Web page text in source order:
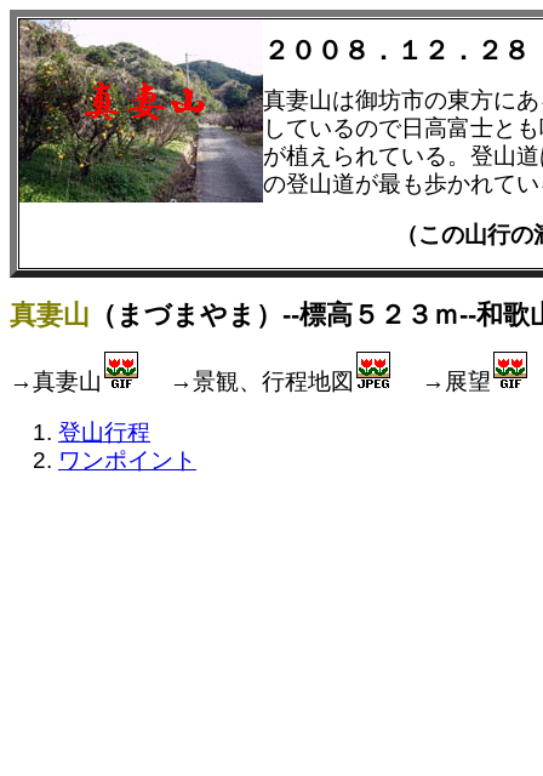
２００８．１２．２
真妻山は御坊市の東方に
しているので日高富士と
が植えられている。登山
の登山道が最も歩かれて
（この山行
真妻山 （まづまやま）--標高５２３ｍ--和歌
→真妻山 →景観、行程地図 →展望
登山行程
ワンポイント